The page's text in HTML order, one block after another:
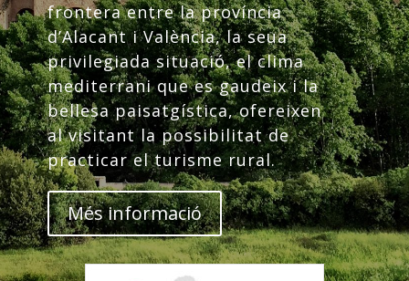
frontera entre la província
d’Alacant i València, la seua
privilegiada situació, el clima
mediterrani que es gaudeix i la
bellesa paisatgística, ofereixen
al visitant la possibilitat de
practicar el turisme rural.
Més informació